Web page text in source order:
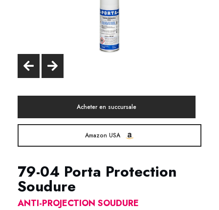
Acheter en succursale
Amazon USA
79-04 Porta Protection
Soudure
ANTI-PROJECTION SOUDURE